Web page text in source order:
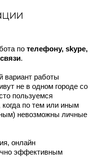
по телефону, skype,
.
вариант работы
не в одном городе со
пользуемся
по тем или иным
невозможны личные
онлайн
эффективным